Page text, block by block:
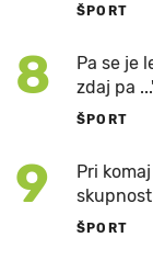
ŠPORT
8
Pa se je
zdaj pa
ŠPORT
9
Pri
ŠPORT